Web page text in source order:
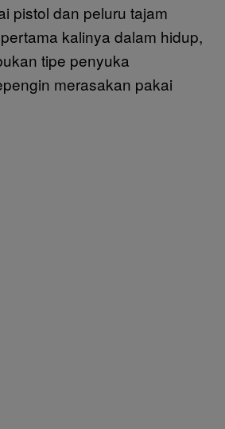
pistol dan peluru tajam
kalinya dalam hidup,
tipe penyuka
merasakan pakai